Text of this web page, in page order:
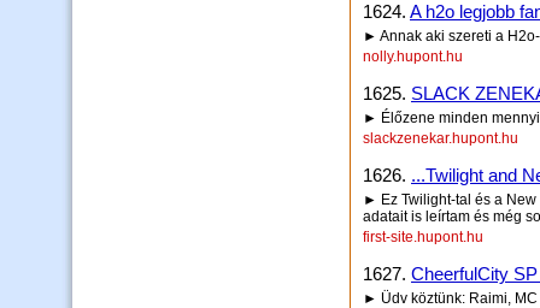
1624. A h2o legjobb
► Annak aki szereti a
nolly.hupont.hu
1625. SLACK
► Élőzene minden
slackzenekar.hupont.hu
1626. ...Twilight and
► Ez Twilight-tal és a
adatait is leírtam és még
first-site.hupont.hu
1627. CheerfulCity
► Üdv köztünk: Raimi,